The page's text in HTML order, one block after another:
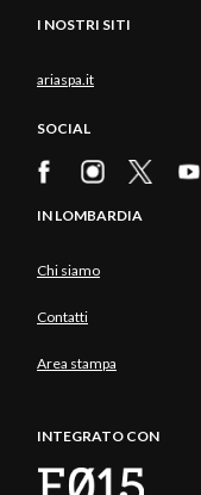
I NOSTRI SITI
ariaspa.it
SOCIAL
IN LOMBARDIA
Chi siamo
Contatti
Area stampa
INTEGRATO CON